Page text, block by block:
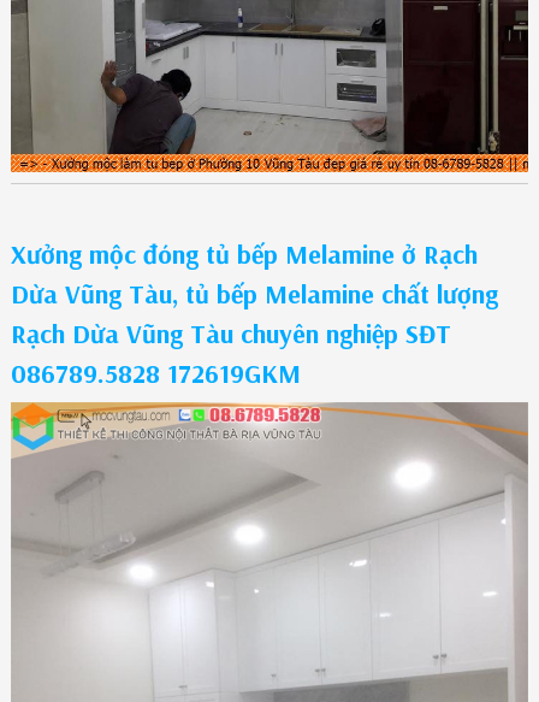
Xưởng mộc đóng tủ bếp Melamine ở Rạch
Dừa Vũng Tàu, tủ bếp Melamine chất lượng
Rạch Dừa Vũng Tàu chuyên nghiệp SĐT
086789.5828 172619GKM